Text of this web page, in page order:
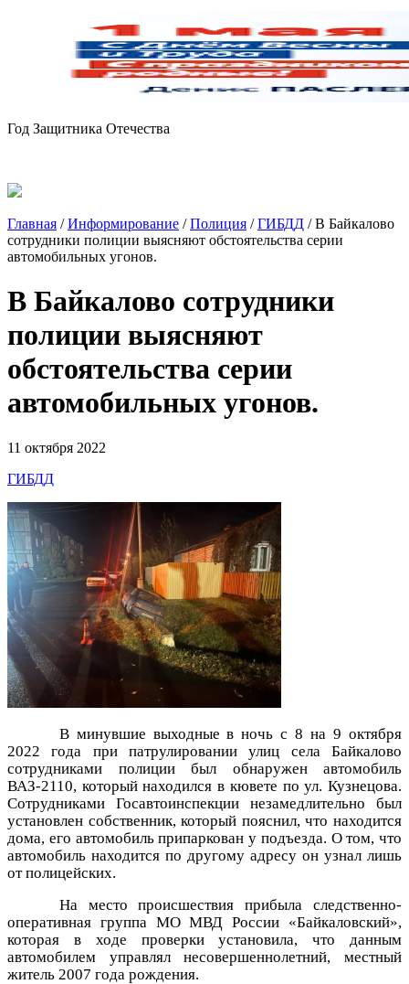
Год Защитника Отечества
Главная /Информирование /Полиция /ГИБДД /В Байкалово
сотрудники полиции выясняют обстоятельства серии
автомобильных угонов.
В Байкалово сотрудники
полиции выясняют
обстоятельства серии
автомобильных угонов.
11 октября 2022
ГИБДД
В минувшие выходные в ночь с 8 на 9 октября
2022 года при патрулировании улиц села Байкалово
сотрудниками полиции был обнаружен автомобиль
ВАЗ-2110, который находился в кювете по ул. Кузнецова.
Сотрудниками Госавтоинспекции незамедлительно был
установлен собственник, который пояснил, что находится
дома, его автомобиль припаркован у подъезда. О том, что
автомобиль находится по другому адресу он узнал лишь
от полицейских.
На место происшествия прибыла следственно-
оперативная группа МО МВД России «Байкаловский»,
которая в ходе проверки установила, что данным
автомобилем управлял несовершеннолетний, местный
житель 2007 года рождения.